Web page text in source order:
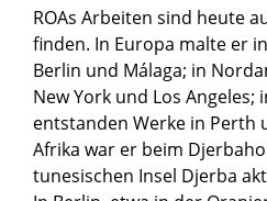
ROAs Arbeiten sind heute
finden. In Europa malte er
Berlin und Málaga; in
New York und Los Angeles;
entstanden Werke in Perth
Afrika war er beim
tunesischen Insel Djerba